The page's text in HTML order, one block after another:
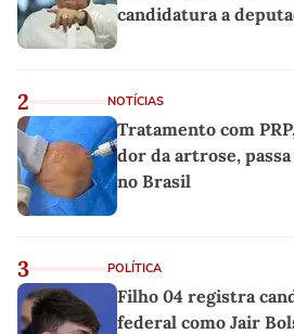
candidatura a
2 NOTÍCIAS
Tratamento com
dor da artrose,
no Brasil
3 POLÍTICA
Filho 04 registra
federal como Jair